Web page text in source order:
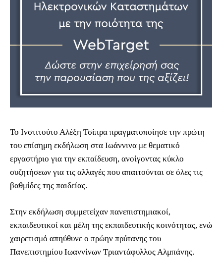
Το Ινστιτούτο Αλέξη Τσίπρα πραγματοποίησε την πρώτη
του επίσημη εκδήλωση στα Ιωάννινα με θεματικό
εργαστήριο για την εκπαίδευση, ανοίγοντας κύκλο
συζητήσεων για τις αλλαγές που απαιτούνται σε όλες τις
βαθμίδες της παιδείας.
Στην εκδήλωση συμμετείχαν πανεπιστημιακοί,
εκπαιδευτικοί και μέλη της εκπαιδευτικής κοινότητας, ενώ
χαιρετισμό απηύθυνε ο πρώην πρύτανης του
Πανεπιστημίου Ιωαννίνων Τριαντάφυλλος Αλμπάνης.